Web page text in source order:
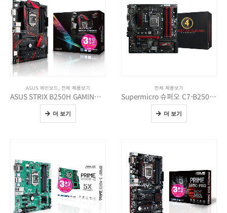
ASUS 메인보드, 전체 제품보기
ASUS STRIX B250H GAMING STCOM
더 보기
전체 제품보기
Supermicro 슈퍼오 C7-B250-CB-ML STCOM
더 보기